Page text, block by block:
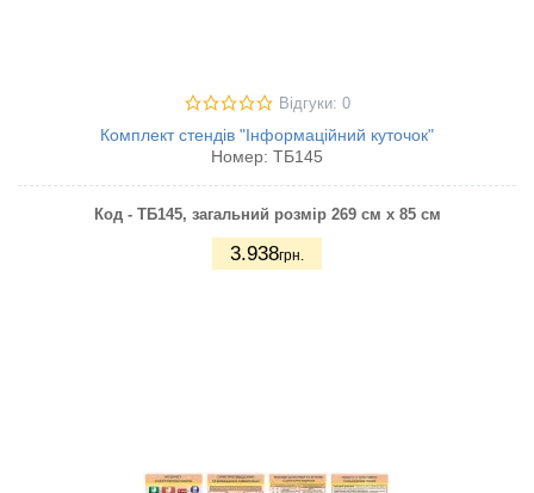
Відгуки: 0
Комплект стендів "Інформаційний куточок"
Номер: ТБ145
Код - ТБ145, загальний розмір 269 см х 85 см
3.938грн.